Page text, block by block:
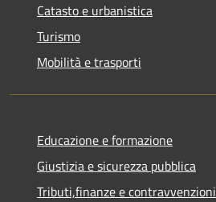
Catasto e urbanistica
Turismo
Mobilità e trasporti
Educazione e formazione
Giustizia e sicurezza pubblica
Tributi,finanze e contravvenzioni